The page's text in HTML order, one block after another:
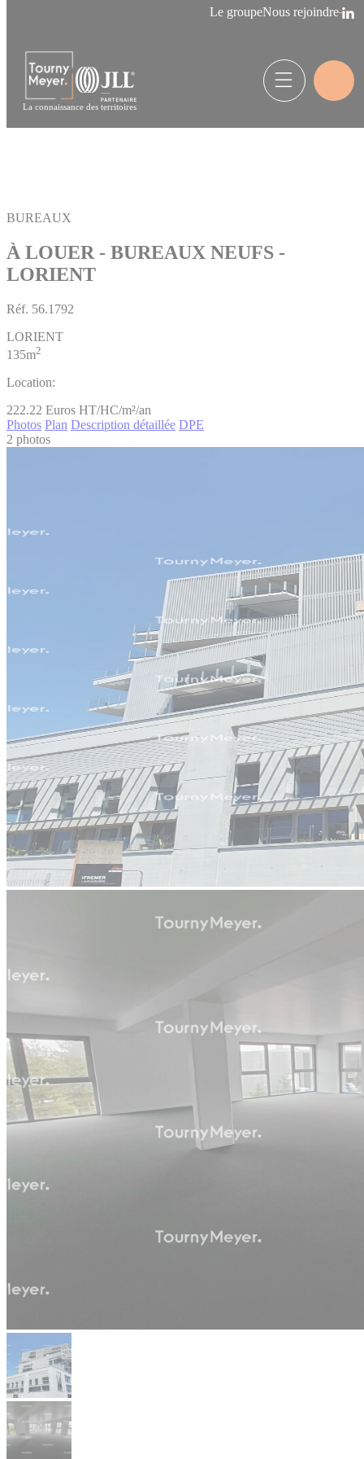
Le groupeNous rejoindre
La connaissance des territoires
BUREAUX
À LOUER - BUREAUX NEUFS -
LORIENT
Réf. 56.1792
LORIENT
135m2
Location:
222.22 Euros HT/HC/m²/an
Photos Plan Description détaillée DPE
2 photos